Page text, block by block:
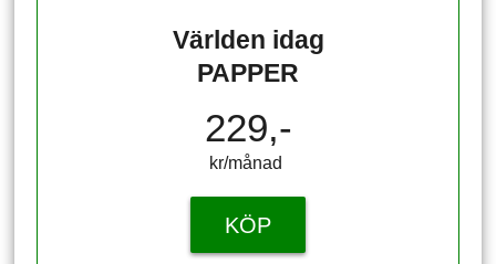
Världen idag
PAPPER
229,-
kr/månad ​​​​​​
KÖP